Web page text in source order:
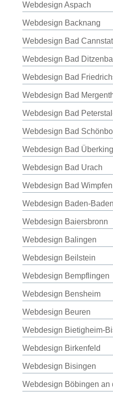
Webdesign Aspach
Webdesign Backnang
Webdesign Bad
Webdesign Bad
Webdesign Bad
Webdesign Bad
Webdesign Bad
Webdesign Bad
Webdesign Bad
Webdesign Bad Urach
Webdesign Bad Wimpfen
Webdesign Baden-Baden
Webdesign Baiersbronn
Webdesign Balingen
Webdesign Beilstein
Webdesign Bempflingen
Webdesign Bensheim
Webdesign Beuren
Webdesign Bietigheim-
Webdesign Birkenfeld
Webdesign Bisingen
Webdesign Böbingen an